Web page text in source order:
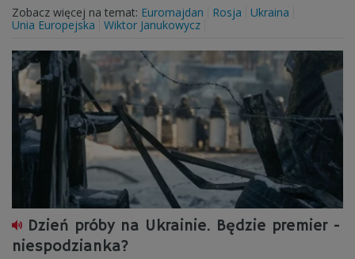
Zobacz więcej na temat: Euromajdan Rosja
Ukraina
Unia Europejska
Wiktor Janukowycz
Dzień próby na Ukrainie. Będzie premier -
niespodzianka?